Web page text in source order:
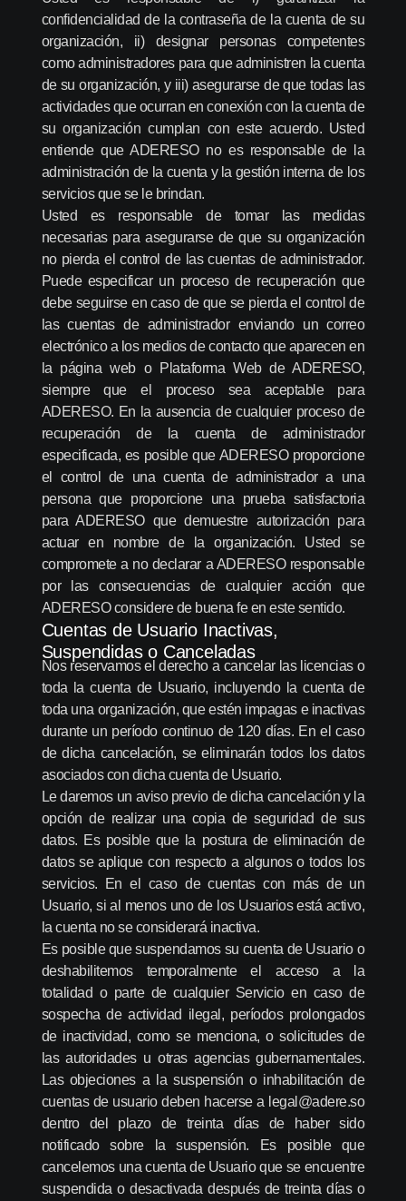
confidencialidad de la contraseña de la cuenta de su
organización, ii) designar personas competentes
como administradores para que administren la cuenta
de su organización, y iii) asegurarse de que todas las
actividades que ocurran en conexión con la cuenta de
su organización cumplan con este acuerdo. Usted
entiende que ADERESO no es responsable de la
administración de la cuenta y la gestión interna de los
servicios que se le brindan.
Usted es responsable de tomar las medidas
necesarias para asegurarse de que su organización
no pierda el control de las cuentas de administrador.
Puede especificar un proceso de recuperación que
debe seguirse en caso de que se pierda el control de
las cuentas de administrador enviando un correo
electrónico a los medios de contacto que aparecen en
la página web o Plataforma Web de ADERESO,
siempre que el proceso sea aceptable para
ADERESO. En la ausencia de cualquier proceso de
recuperación de la cuenta de administrador
especificada, es posible que ADERESO proporcione
el control de una cuenta de administrador a una
persona que proporcione una prueba satisfactoria
para ADERESO que demuestre autorización para
actuar en nombre de la organización. Usted se
compromete a no declarar a ADERESO responsable
por las consecuencias de cualquier acción que
ADERESO considere de buena fe en este sentido.
Cuentas de Usuario Inactivas,
Suspendidas o Canceladas
Nos reservamos el derecho a cancelar las licencias o
toda la cuenta de Usuario, incluyendo la cuenta de
toda una organización, que estén impagas e inactivas
durante un período continuo de 120 días. En el caso
de dicha cancelación, se eliminarán todos los datos
asociados con dicha cuenta de Usuario.
Le daremos un aviso previo de dicha cancelación y la
opción de realizar una copia de seguridad de sus
datos. Es posible que la postura de eliminación de
datos se aplique con respecto a algunos o todos los
servicios. En el caso de cuentas con más de un
Usuario, si al menos uno de los Usuarios está activo,
la cuenta no se considerará inactiva.
Es posible que suspendamos su cuenta de Usuario o
deshabilitemos temporalmente el acceso a la
totalidad o parte de cualquier Servicio en caso de
sospecha de actividad ilegal, períodos prolongados
de inactividad, como se menciona, o solicitudes de
las autoridades u otras agencias gubernamentales.
Las objeciones a la suspensión o inhabilitación de
cuentas de usuario deben hacerse a legal@adere.so
dentro del plazo de treinta días de haber sido
notificado sobre la suspensión. Es posible que
cancelemos una cuenta de Usuario que se encuentre
suspendida o desactivada después de treinta días o